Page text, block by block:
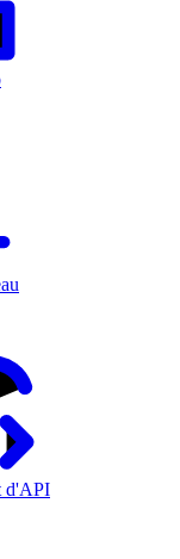
d'API